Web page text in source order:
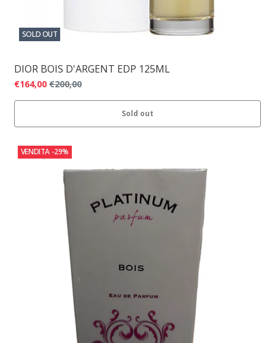
SOLD OUT
DIOR BOIS D'ARGENT EDP 125ML
€164,00 €200,00
Sold out
VENDITA -29%